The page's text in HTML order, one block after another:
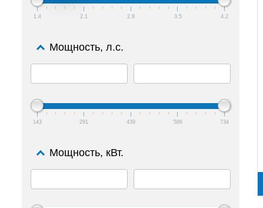
1.4 2.1 2.8 3.5 4.2
Мощность, л.с.
143 291 439 586 734
Мощность, кВт.